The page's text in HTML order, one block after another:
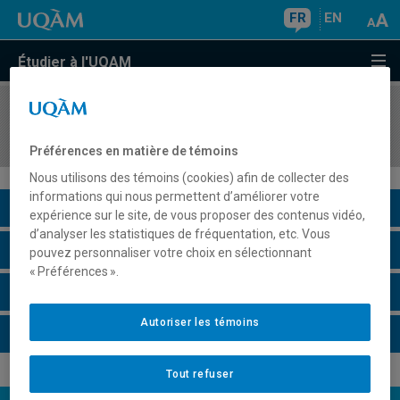
FR EN
Étudier à l'UQAM
COURS//
Description du cours
Horaire - Été 2026
Préférences en matière de témoins
Nous utilisons des témoins (cookies) afin de collecter des
informations qui nous permettent d’améliorer votre
expérience sur le site, de vous proposer des contenus vidéo,
d’analyser les statistiques de fréquentation, etc. Vous
pouvez personnaliser votre choix en sélectionnant
« Préférences ».
Tout refuser
Autoriser les témoins